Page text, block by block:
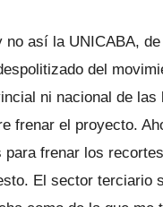
así la UNICABA,
del
ni nacional de
frenar el proyecto.
frenar los
El sector terciario